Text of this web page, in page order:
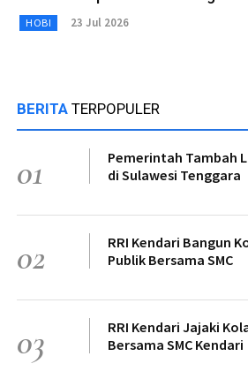
HOBI 23 Jul 2026
BERITA TERPOPULER
01
Pemerintah Tambah
di Sulawesi Tenggara
02
RRI Kendari Bangun
Publik Bersama SMC
03
RRI Kendari Jajaki
Bersama SMC Kendari